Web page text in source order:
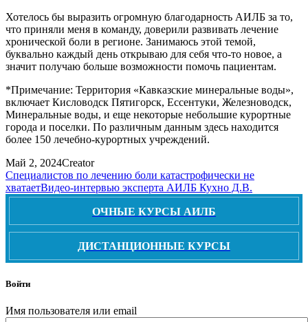
Хотелось бы выразить огромную благодарность АИЛБ за то,
что приняли меня в команду, доверили развивать лечение
хронической боли в регионе. Занимаюсь этой темой,
буквально каждый день открываю для себя что-то новое, а
значит получаю больше возможности помочь пациентам.
*Примечание: Территория «Кавказские минеральные воды»,
включает Кисловодск Пятигорск, Ессентуки, Железноводск,
Минеральные воды, и еще некоторые небольшие курортные
города и поселки. По различным данным здесь находится
более 150 лечебно-курортных учреждений.
Май 2, 2024Creator
Специалистов по лечению боли катастрофически не
хватаетВидео-интервью эксперта АИЛБ Кухно Д.В.
ОЧНЫЕ КУРСЫ АИЛБ
ДИСТАНЦИОННЫЕ КУРСЫ
Войти
Имя пользователя или email